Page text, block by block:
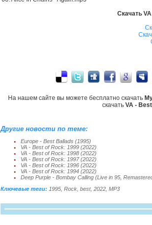
Скачать
На нашем сайте вы можете бесплатно скачать
скачать VA -
Другие новости по теме:
Europe - Best Ballads (1995)
VA - Best of Rock: 1999 (2022)
VA - Best of Rock: 1998 (2022)
VA - Best of Rock: 1997 (2022)
VA - Best of Rock: 1996 (2022)
VA - Best of Rock: 1994 (2022)
Deep Purple - Bombay Calling (Live in 95,
Ключевые теги: 1995 Rock best, 2022 MP3